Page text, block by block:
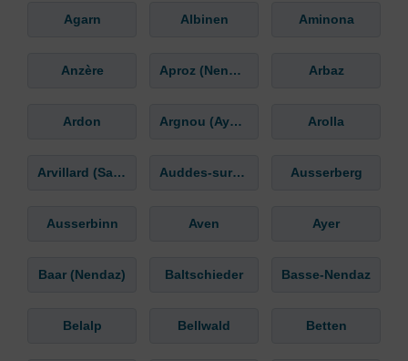
Agarn Albinen Aminona
Anzère Aproz (Nendaz) Arbaz
Ardon Argnou (Ayent) Arolla
Arvillard (Salins) Auddes-sur-Riddes Ausserberg
Ausserbinn Aven Ayer
Baar (Nendaz) Baltschieder Basse-Nendaz
Belalp Bellwald Betten